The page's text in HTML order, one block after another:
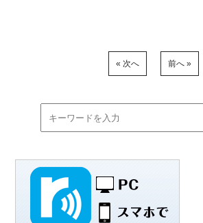
« 次へ 前へ »